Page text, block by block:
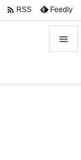

 RSS Feedly